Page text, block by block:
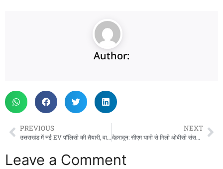
Author:
PREVIOUS
उत्तराखंड में नई EV पॉलिसी की तैयारी, वाहन खरीद पर मिलेगी सब्सिडी
NEXT
देहरादून: सीएम धामी से मिली ओबीसी संसदीय समिति, कल्याण योजनाओं पर हुई चर्चा
Leave a Comment